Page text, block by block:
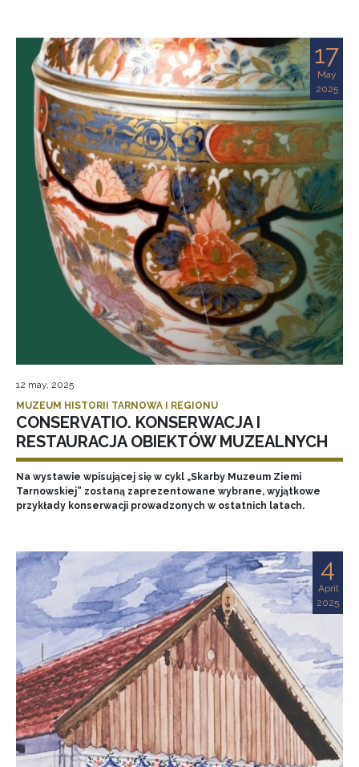
17
May
2025
12 may, 2025
MUZEUM HISTORII TARNOWA I REGIONU
CONSERVATIO. KONSERWACJA I
RESTAURACJA OBIEKTÓW MUZEALNYCH
Na wystawie wpisującej się w cykl „Skarby Muzeum Ziemi
Tarnowskiej” zostaną zaprezentowane wybrane, wyjątkowe
przykłady konserwacji prowadzonych w ostatnich latach.
4
April
2025